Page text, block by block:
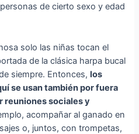
de cierto sexo y edad
solo las niñas tocan el
de la clásica harpa bucal
siempre. Entonces,los
se usan también por fuera
reuniones sociales y
acompañar al ganado en
o, juntos, con trompetas,